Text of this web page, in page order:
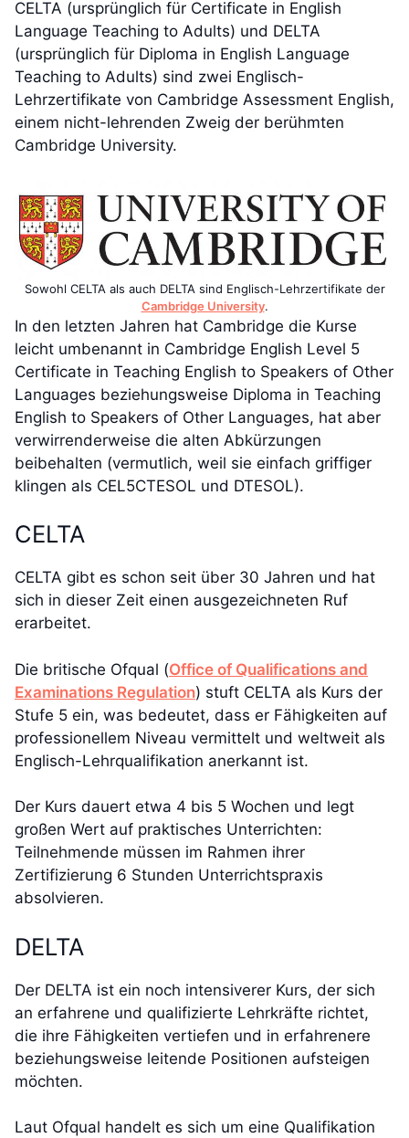
CELTA (ursprünglich für Certificate in English
Language Teaching to Adults) und DELTA
(ursprünglich für Diploma in English Language
Teaching to Adults) sind zwei Englisch-
Lehrzertifikate von Cambridge Assessment English,
einem nicht-lehrenden Zweig der berühmten
Cambridge University.
Sowohl CELTA als auch DELTA sind Englisch-Lehrzertifikate der
Cambridge University.
In den letzten Jahren hat Cambridge die Kurse
leicht umbenannt in Cambridge English Level 5
Certificate in Teaching English to Speakers of Other
Languages beziehungsweise Diploma in Teaching
English to Speakers of Other Languages, hat aber
verwirrenderweise die alten Abkürzungen
beibehalten (vermutlich, weil sie einfach griffiger
klingen als CEL5CTESOL und DTESOL).
CELTA
CELTA gibt es schon seit über 30 Jahren und hat
sich in dieser Zeit einen ausgezeichneten Ruf
erarbeitet.
Die britische Ofqual (Office of Qualifications and
Examinations Regulation) stuft CELTA als Kurs der
Stufe 5 ein, was bedeutet, dass er Fähigkeiten auf
professionellem Niveau vermittelt und weltweit als
Englisch-Lehrqualifikation anerkannt ist.
Der Kurs dauert etwa 4 bis 5 Wochen und legt
großen Wert auf praktisches Unterrichten:
Teilnehmende müssen im Rahmen ihrer
Zertifizierung 6 Stunden Unterrichtspraxis
absolvieren.
DELTA
Der DELTA ist ein noch intensiverer Kurs, der sich
an erfahrene und qualifizierte Lehrkräfte richtet,
die ihre Fähigkeiten vertiefen und in erfahrenere
beziehungsweise leitende Positionen aufsteigen
möchten.
Laut Ofqual handelt es sich um eine Qualifikation